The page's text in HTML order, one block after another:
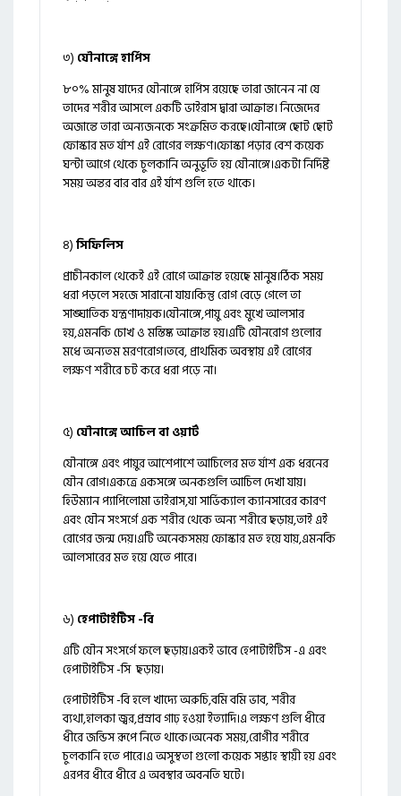
৩) যৌনাঙ্গে হার্পিস
৮০% মানুষ যাদের যৌনাঙ্গে হার্পিস রয়েছে তারা জানেন না যে
তাদের শরীর আসলে একটি ভাইরাস দ্বারা আক্রান্ত। নিজেদের
অজান্তে তারা অন্যজনকে সংক্রমিত করছে।যৌনাঙ্গে ছোট ছোট
ফোস্কার মত র্যাশ এই রোগের লক্ষণ।ফোস্কা পড়ার বেশ কয়েক
ঘন্টা আগে থেকে চুলকানি অনুভূতি হয় যৌনাঙ্গে।একটা নির্দিষ্ট
সময় অন্তর বার বার এই র্যাশ গুলি হতে থাকে।
৪)সিফিলিস
প্রাচীনকাল থেকেই এই রোগে আক্রান্ত হয়েছে মানুষ।ঠিক সময়
ধরা পড়লে সহজে সারানো যায়।কিন্তু রোগ বেড়ে গেলে তা
সাঙ্ঘাতিক যন্ত্রণাদায়ক।যৌনাঙ্গে,পায়ু এবং মুখে আলসার
হয়,এমনকি চোখ ও মস্তিষ্ক আক্রান্ত হয়।এটি যৌনরোগ গুলোর
মধে অন্যতম মরণরোগ।তবে, প্রাথমিক অবস্থায় এই রোগের
লক্ষণ শরীরে চট করে ধরা পড়ে না।
৫) যৌনাঙ্গে আচিল বা ওয়ার্ট
যৌনাঙ্গে এবং পায়ুর আশেপাশে আচিলের মত র্যাশ এক ধরনের
যৌন রোগ।একত্রে একসঙ্গে অনকগুলি আচিল দেখা যায়।
হিউম্যান প্যাপিলোমা ভাইরাস,যা সার্ভিক্যাল ক্যানসারের কারণ
এবং যৌন সংসর্গে এক শরীর থেকে অন্য শরীরে ছড়ায়,তাই এই
রোগের জন্ম দেয়।এটি অনেকসময় ফোস্কার মত হয়ে যায়,এমনকি
আলসারের মত হয়ে যেতে পারে।
৬) হেপাটাইটিস -বি
এটি যৌন সংসর্গে ফলে ছড়ায়।একই ভাবে হেপাটাইটিস -এ এবং
হেপাটাইটিস -সি ছড়ায়।
হেপাটাইটিস -বি হলে খাদ্যে অরুচি,বমি বমি ভাব, শরীর
ব্যথা,হালকা জ্বর,প্রস্রাব গাঢ় হওয়া ইত্যাদি।এ লক্ষণ গুলি ধীরে
ধীরে জন্ডিস রূপে নিতে থাকে।অনেক সময়,রোগীর শরীরে
চুলকানি হতে পারে।এ অসুস্থতা গুলো কয়েক সপ্তাহ স্থায়ী হয় এবং
এরপর ধীরে ধীরে এ অবস্থার অবনতি ঘটে।